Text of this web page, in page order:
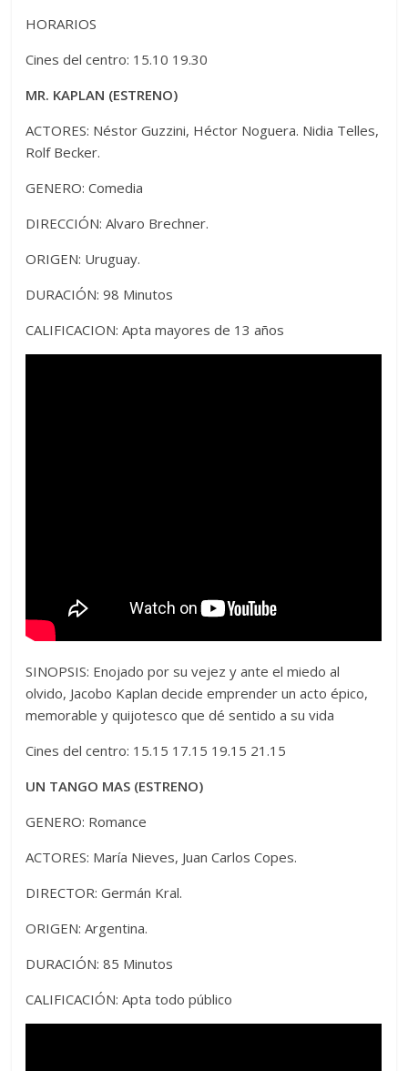
HORARIOS
Cines del centro: 15.10 19.30
MR. KAPLAN (ESTRENO)
ACTORES: Néstor Guzzini, Héctor Noguera. Nidia Telles,
Rolf Becker.
GENERO: Comedia
DIRECCIÓN: Alvaro Brechner.
ORIGEN: Uruguay.
DURACIÓN: 98 Minutos
CALIFICACION: Apta mayores de 13 años
SINOPSIS: Enojado por su vejez y ante el miedo al
olvido, Jacobo Kaplan decide emprender un acto épico,
memorable y quijotesco que dé sentido a su vida
Cines del centro: 15.15 17.15 19.15 21.15
UN TANGO MAS (ESTRENO)
GENERO: Romance
ACTORES: María Nieves, Juan Carlos Copes.
DIRECTOR: Germán Kral.
ORIGEN: Argentina.
DURACIÓN: 85 Minutos
CALIFICACIÓN: Apta todo público